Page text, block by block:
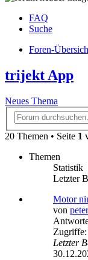
FAQ
Suche
Foren-
trijekt App
Neues Thema
20 Themen • Seite 1
Themen
Statistik
Letzter
Motor
von
Zugriffe:
Letzter